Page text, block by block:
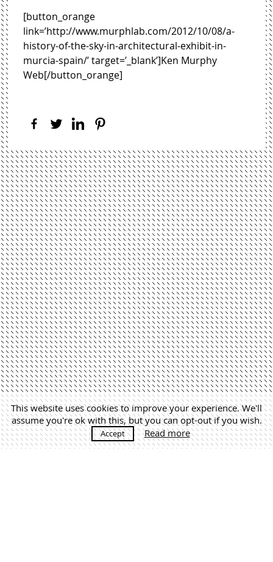
[button_orange
link=’http://www.murphlab.com/2012/10/08/a-
history-of-the-sky-in-architectural-exhibit-in-
murcia-spain/’ target=’_blank’]Ken Murphy
Web[/button_orange]
This website uses cookies to improve your experience. We'll
assume you're ok with this, but you can opt-out if you wish.
Accept Read more